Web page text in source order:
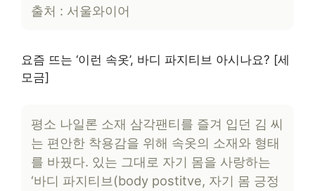
출처 : 서울와이어
요즘 뜨는 ‘이런 속옷’, 바디 파지티브 아시나요? [세
모금]
평소 나일론 소재 삼각팬티를 즐겨 입던 김 씨
는 편안한 착용감을 위해 속옷의 소재와 형태
를 바꿨다. 있는 그대로 자기 몸을 사랑하는
‘바디 파지티브(body postitve, 자기 몸 긍정